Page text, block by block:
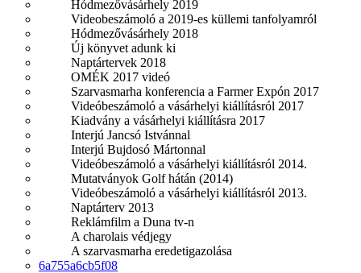
Hódmezővásárhely 2019
Videobeszámoló a 2019-es küllemi tanfolyamról
Hódmezővásárhely 2018
Új könyvet adunk ki
Naptártervek 2018
OMÉK 2017 videó
Szarvasmarha konferencia a Farmer Expón 2017
Videóbeszámoló a vásárhelyi kiállításról 2017
Kiadvány a vásárhelyi kiállításra 2017
Interjú Jancsó Istvánnal
Interjú Bujdosó Mártonnal
Videóbeszámoló a vásárhelyi kiállításról 2014.
Mutatványok Golf hátán (2014)
Videóbeszámoló a vásárhelyi kiállításról 2013.
Naptárterv 2013
Reklámfilm a Duna tv-n
A charolais védjegy
A szarvasmarha eredetigazolása
6a755a6cb5f08